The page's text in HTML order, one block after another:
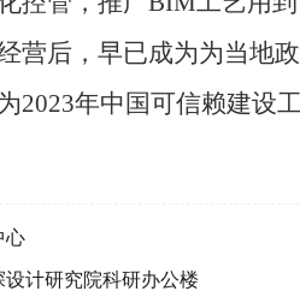
营后，早已成为为当地
2023年中国可信赖建设工
心
计研究院科研办公楼